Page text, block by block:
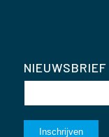
NIEUWSBRIEF